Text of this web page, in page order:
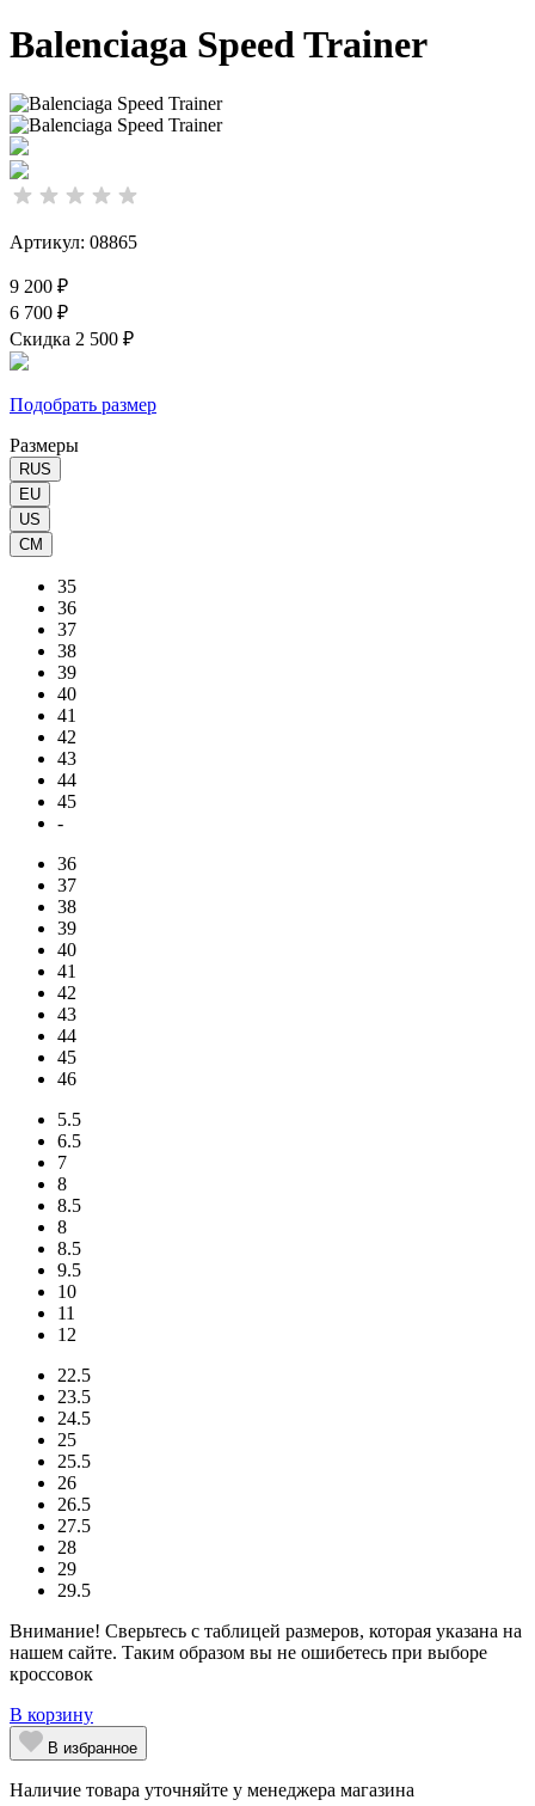
Balenciaga Speed Trainer
Артикул: 08865
9 200 ₽
6 700 ₽
Скидка 2 500 ₽
Подобрать размер
Размеры
RUS
EU
US
CM
35
36
37
38
39
40
41
42
43
44
45
-
36
37
38
39
40
41
42
43
44
45
46
5.5
6.5
7
8
8.5
8
8.5
9.5
10
11
12
22.5
23.5
24.5
25
25.5
26
26.5
27.5
28
29
29.5
Внимание! Сверьтесь с таблицей размеров, которая указана на
нашем сайте. Таким образом вы не ошибетесь при выборе
кроссовок
В корзину
В избранное
Наличие товара уточняйте у менеджера магазина